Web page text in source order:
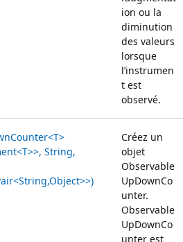
ion ou la
diminution
des valeurs
lorsque
l’instrumen
t est
observé.
String,
Créez un
objet
Observable
UpDownCo
unter.
Observable
UpDownCo
unter est